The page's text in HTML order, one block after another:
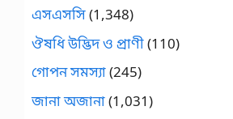
এসএসসি(1,348)
ঔষধি উদ্ভিদ ও প্রাণী(110)
গোপন সমস্যা(245)
জানা অজানা(1,031)